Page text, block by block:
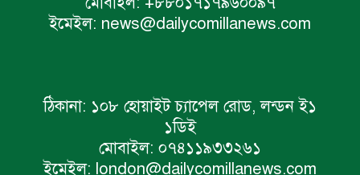
ইমেইল: news@dailycomillanews.com
ঠিকানা: ১০৮ হোয়াইট চ্যাপেল রোড, লন্ডন ই১
১ডিই
মোবাইল: ০৭৪১১৯৩৩২৬১
ইমেইল: london@dailycomillanews.com